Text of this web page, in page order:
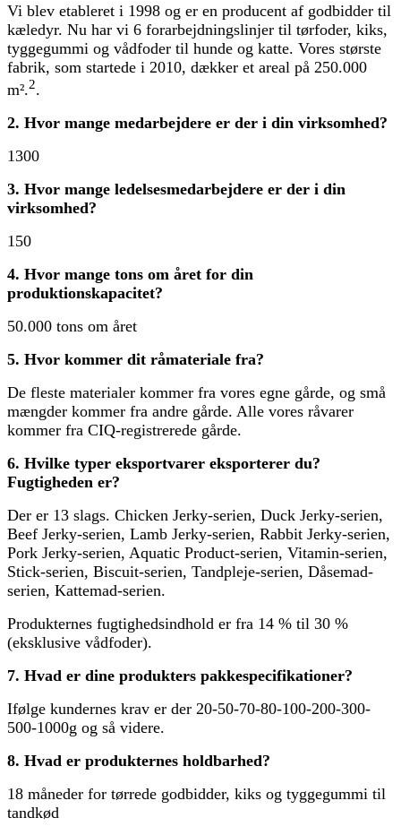
Vi blev etableret i 1998 og er en producent af godbidder til
kæledyr. Nu har vi 6 forarbejdningslinjer til tørfoder, kiks,
tyggegummi og vådfoder til hunde og katte. Vores største
fabrik, som startede i 2010, dækker et areal på 250.000
m².2.
2. Hvor mange medarbejdere er der i din virksomhed?
1300
3. Hvor mange ledelsesmedarbejdere er der i din
virksomhed?
150
4. Hvor mange tons om året for din
produktionskapacitet?
50.000 tons om året
5. Hvor kommer dit råmateriale fra?
De fleste materialer kommer fra vores egne gårde, og små
mængder kommer fra andre gårde. Alle vores råvarer
kommer fra CIQ-registrerede gårde.
6. Hvilke typer eksportvarer eksporterer du?
Fugtigheden er?
Der er 13 slags. Chicken Jerky-serien, Duck Jerky-serien,
Beef Jerky-serien, Lamb Jerky-serien, Rabbit Jerky-serien,
Pork Jerky-serien, Aquatic Product-serien, Vitamin-serien,
Stick-serien, Biscuit-serien, Tandpleje-serien, Dåsemad-
serien, Kattemad-serien.
Produkternes fugtighedsindhold er fra 14 % til 30 %
(eksklusive vådfoder).
7. Hvad er dine produkters pakkespecifikationer?
Ifølge kundernes krav er der 20-50-70-80-100-200-300-
500-1000g og så videre.
8. Hvad er produkternes holdbarhed?
18 måneder for tørrede godbidder, kiks og tyggegummi til
tandkød